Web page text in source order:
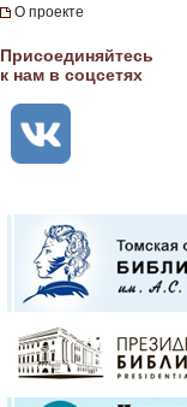
О проекте
Присоединяйтесь
к нам в соцсетях